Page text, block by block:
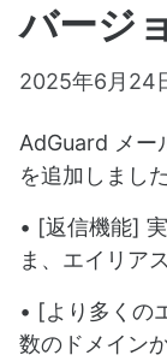
バージ
2025年6月24
AdGuard メー
を追加しました
• [返信機能]
ま、エイリア
• [より多くの
数のドメイン